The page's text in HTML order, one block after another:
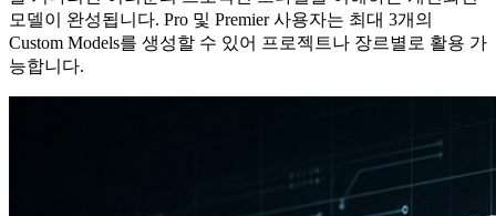
모델이 완성됩니다. Pro 및 Premier 사용자는 최대 3개의
Custom Models를 생성할 수 있어 프로젝트나 장르별로 활용 가
능합니다.